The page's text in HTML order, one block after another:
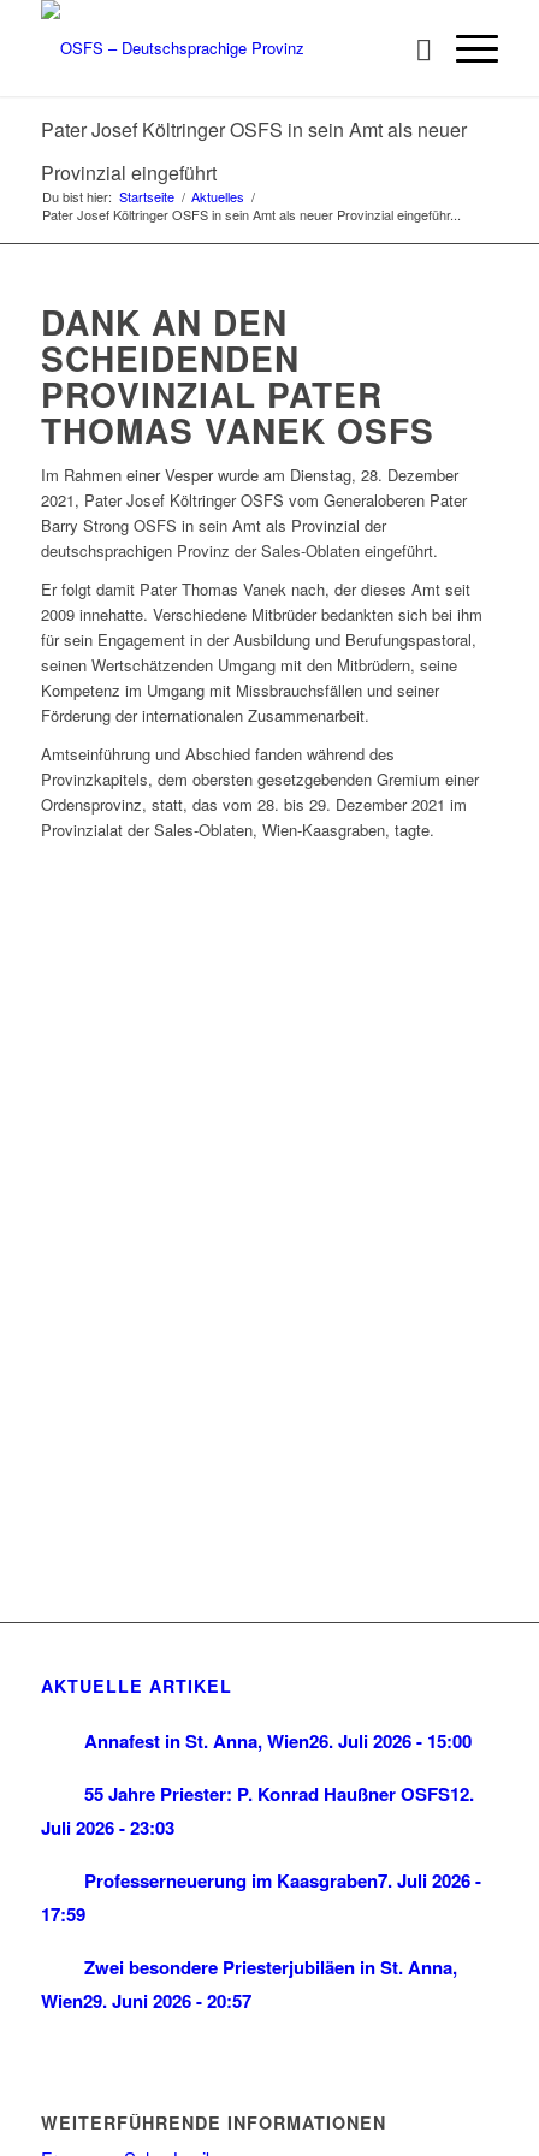
Pater Josef Költringer OSFS in sein Amt als neuer
Provinzial eingeführt
Du bist hier: Startseite / Aktuelles /
Pater Josef Költringer OSFS in sein Amt als neuer Provinzial eingeführ...
DANK AN DEN
SCHEIDENDEN
PROVINZIAL PATER
THOMAS VANEK OSFS
Im Rahmen einer Vesper wurde am Dienstag, 28. Dezember
2021, Pater Josef Költringer OSFS vom Generaloberen Pater
Barry Strong OSFS in sein Amt als Provinzial der
deutschsprachigen Provinz der Sales-Oblaten eingeführt.
Er folgt damit Pater Thomas Vanek nach, der dieses Amt seit
2009 innehatte. Verschiedene Mitbrüder bedankten sich bei ihm
für sein Engagement in der Ausbildung und Berufungspastoral,
seinen Wertschätzenden Umgang mit den Mitbrüdern, seine
Kompetenz im Umgang mit Missbrauchsfällen und seiner
Förderung der internationalen Zusammenarbeit.
Amtseinführung und Abschied fanden während des
Provinzkapitels, dem obersten gesetzgebenden Gremium einer
Ordensprovinz, statt, das vom 28. bis 29. Dezember 2021 im
Provinzialat der Sales-Oblaten, Wien-Kaasgraben, tagte.
AKTUELLE ARTIKEL
Annafest in St. Anna, Wien26. Juli 2026 - 15:00
55 Jahre Priester: P. Konrad Haußner OSFS12.
Juli 2026 - 23:03
Professerneuerung im Kaasgraben7. Juli 2026 -
17:59
Zwei besondere Priesterjubiläen in St. Anna,
Wien29. Juni 2026 - 20:57
WEITERFÜHRENDE INFORMATIONEN